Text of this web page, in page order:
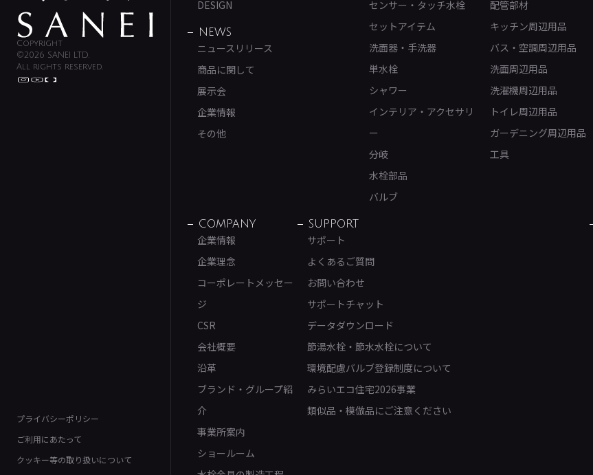
Copyright
©2026 SANEI LTD.
All rights reserved.
プライバシーポリシー
ご利用にあたって
クッキー等の取り扱いについて
DESIGN
NEWS
ニュースリリース
商品に関して
展示会
企業情報
その他
センサー・タッチ水栓
セットアイテム
洗面器・手洗器
単水栓
シャワー
インテリア・アクセサリ
ー
分岐
水栓部品
バルブ
配管部材
キッチン周辺用品
バス・空調周辺用品
洗面周辺用品
洗濯機周辺用品
トイレ周辺用品
ガーデニング周辺用品
工具
COMPANY
企業情報
企業理念
コーポレートメッセー
ジ
CSR
会社概要
沿革
ブランド・グループ紹
介
事業所案内
ショールーム
SUPPORT
サポート
よくあるご質問
お問い合わせ
サポートチャット
データダウンロード
節湯水栓・節水水栓について
環境配慮バルブ登録制度について
みらいエコ住宅2026事業
類似品・模倣品にご注意ください